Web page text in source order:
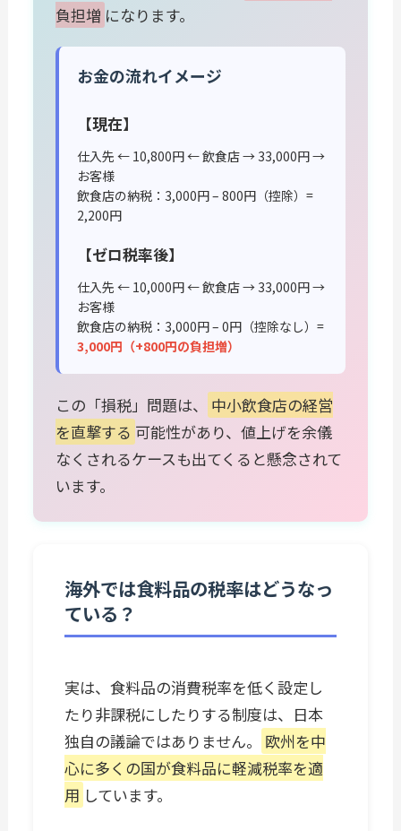
負担増 になります。
お金の流れイメージ
【現在】
仕入先 ← 10,800円 ← 飲食店 → 33,000円 →
お客様
飲食店の納税：3,000円 – 800円（控除）=
2,200円
【ゼロ税率後】
仕入先 ← 10,000円 ← 飲食店 → 33,000円 →
お客様
飲食店の納税：3,000円 – 0円（控除なし）=
3,000円（+800円の負担増）
この「損税」問題は、
中小飲食店の経営
を直撃する 可能性があり、値上げを余儀
なくされるケースも出てくると懸念されて
います。
海外では食料品の税率はどうなっ
ている？
実は、食料品の消費税率を低く設定し
たり非課税にしたりする制度は、日本
独自の議論ではありません。
欧州を中
心に多くの国が食料品に軽減税率を適
用 しています。